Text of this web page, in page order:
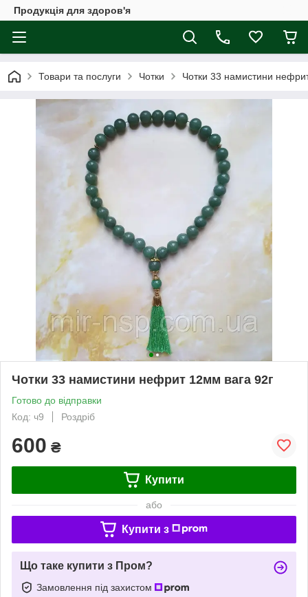
Продукція для здоров'я
Товари та послуги Чотки Чотки 33 намистини
Чотки 33 намистини нефрит 12мм вага 92г
Готово до відправки
Код: ч9
Роздріб
600 ₴
Купити
або
Купити з
Що таке купити з Пром?
Замовлення під захистом